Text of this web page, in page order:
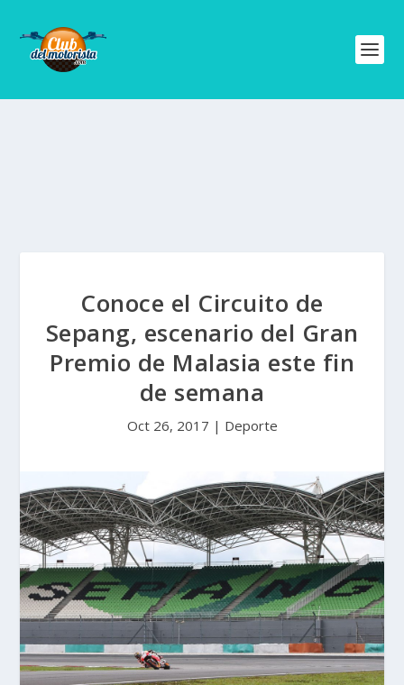
Conoce el Circuito de
Sepang, escenario del Gran
Premio de Malasia este fin
de semana
Oct 26, 2017 | Deporte